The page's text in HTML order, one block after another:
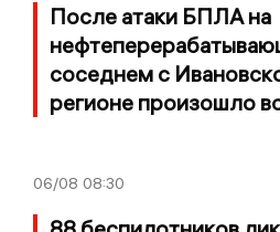
После атаки БПЛА на
соседнем с
регионе произошло
06/08 08:30